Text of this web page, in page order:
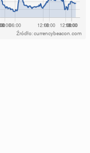
Źródło: currencybeacon.com